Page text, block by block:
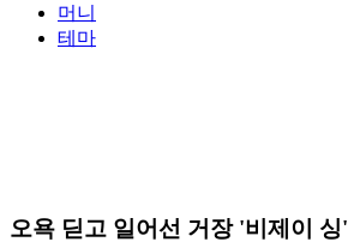
머니
테마
오욕 딛고 일어선 거장 '비제이 싱'